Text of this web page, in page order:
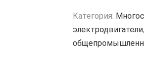
Категория:
электродвигатели,